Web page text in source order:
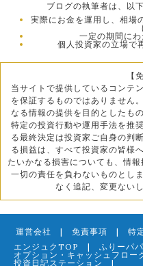
ブログの執筆者は、以
実際にお金を運用し、相場
一定の期間に
個人投資家の立場で
【
当サイトで提供しているコンテ
を保証するものではありません
なる情報の提供を目的としたも
特定の投資行動や運用手法を推
る最終決定は投資家ご自身の判
る損益は、すべて投資家の皆様
たいかなる損害についても、情
一切の責任を負わないものとし
なく追記、変更ない
運営会社 | 免責事項 | 特
エンジュクTOP
| ふりーパ
オプション・キャッシュフロー
投資日記ステーション
|